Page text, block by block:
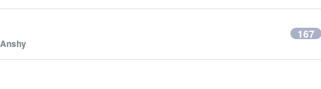
Anshy
167